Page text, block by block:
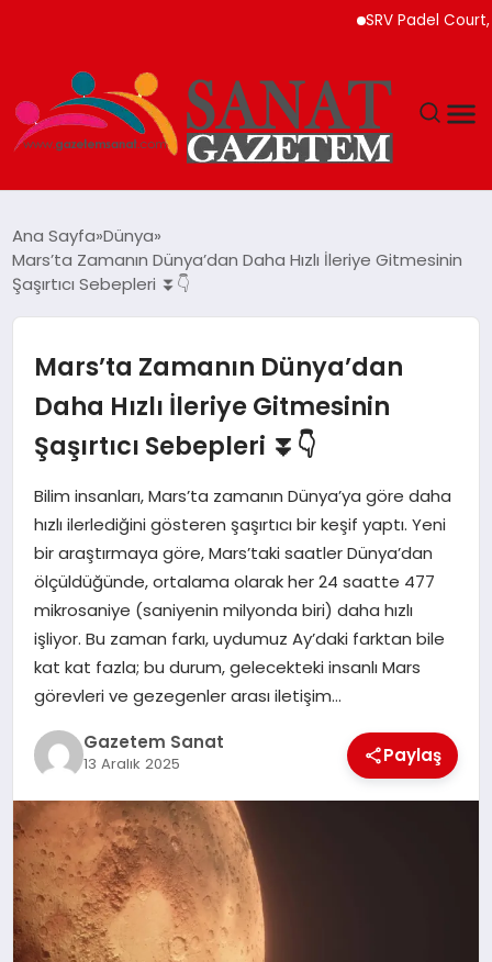
SRV Padel Court,
TEKNOLOJI
YAŞAM
EKONOMI
SAĞLIK
DÜNYA
EĞITIM
Ana Sayfa Dünya
Mars’ta Zamanın Dünya’dan Daha Hızlı İleriye Gitmesinin
Şaşırtıcı Sebepleri ⏬👇
Mars’ta Zamanın Dünya’dan
Daha Hızlı İleriye Gitmesinin
Şaşırtıcı Sebepleri ⏬👇
Bilim insanları, Mars’ta zamanın Dünya’ya göre daha
hızlı ilerlediğini gösteren şaşırtıcı bir keşif yaptı. Yeni
bir araştırmaya göre, Mars’taki saatler Dünya’dan
ölçüldüğünde, ortalama olarak her 24 saatte 477
mikrosaniye (saniyenin milyonda biri) daha hızlı
işliyor. Bu zaman farkı, uydumuz Ay’daki farktan bile
kat kat fazla; bu durum, gelecekteki insanlı Mars
görevleri ve gezegenler arası iletişim…
Gazetem Sanat
13 Aralık 2025 Paylaş